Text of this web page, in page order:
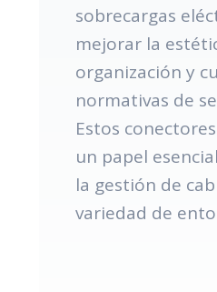
sobrecargas
mejorar la
organización y
normativas de
Estos
un papel
la gestión de
variedad de